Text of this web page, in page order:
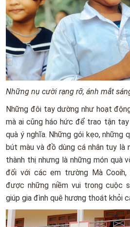
Những nụ cười rạng rỡ, ánh mắt
Những đôi tay dường như hoạt
mà ai cũng háo hức để trao tận
quà ý nghĩa. Những gói kẹo, những
bút màu và đồ dùng cá nhân tuy là
thành thị nhưng là những món quà
đối với các em trường Mà
được những niềm vui trong cuộc
giúp gia đình quê hương thoát khỏi